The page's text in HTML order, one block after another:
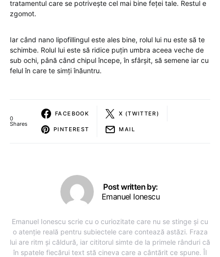
tratamentul care se potrivește cel mai bine feței tale. Restul e
zgomot.
Iar când nano lipofillingul este ales bine, rolul lui nu este să te
schimbe. Rolul lui este să ridice puțin umbra aceea veche de
sub ochi, până când chipul începe, în sfârșit, să semene iar cu
felul în care te simți înăuntru.
0
Shares
FACEBOOK X (TWITTER)
PINTEREST MAIL
Post written by:
Emanuel Ionescu
Emanuel Ionescu scrie cu o curiozitate care nu se stinge și cu
o atenție reală pentru subiectele care contează astăzi. Fraza
lui are ritm și căldură, iar cititorul simte de la primele rânduri că
în spatele fiecărui text stă cineva care a cântărit ce spune. Îl